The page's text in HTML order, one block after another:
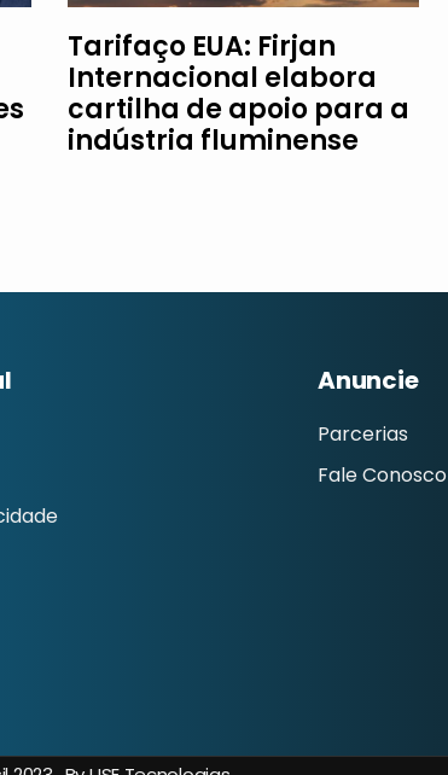
Tarifaço EUA: Firjan
Internacional elabora
cartilha de apoio para a
indústria fluminense
Anuncie
Parcerias
Fale Conosco